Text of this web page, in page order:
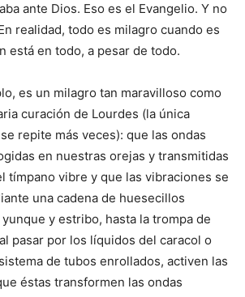
ante Dios. Eso es el Evangelio. Y no
realidad, todo es milagro cuando es
está en todo, a pesar de todo.
es un milagro tan maravilloso como
curación de Lourdes (la única
repite más veces): que las ondas
en nuestras orejas y transmitidas
tímpano vibre y que las vibraciones se
una cadena de huesecillos
y estribo, hasta la trompa de
pasar por los líquidos del caracol o
de tubos enrollados, activen las
éstas transformen las ondas